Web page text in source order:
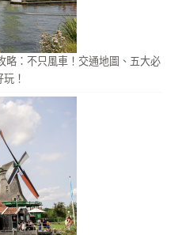
略：不只風車！交通地圖、五大必
！